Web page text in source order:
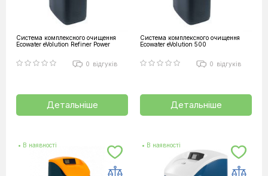
Система комплексного очищення
Ecowater eVolution Refiner Power
0 відгуків
Детальніше
Система комплексного очищення
Ecowater eVolution 500
0 відгуків
Детальніше
• В наявності • В наявності